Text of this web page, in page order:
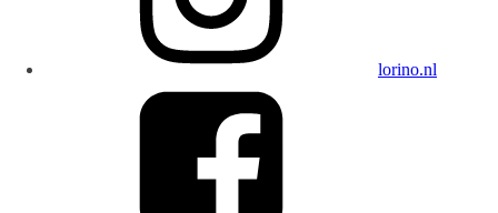
lorino.nl